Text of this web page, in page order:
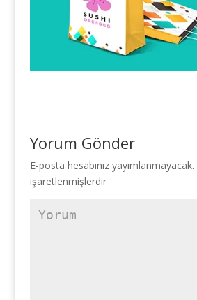
Yorum Gönder
E-posta hesabınız yayımlanmayacak.
işaretlenmişlerdir